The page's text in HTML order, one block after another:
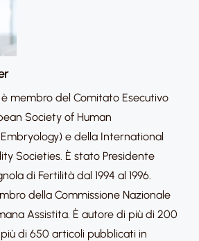
è membro del Comitato Esecutivo
Society of Human
e della International
Societies. È stato Presidente
di Fertilità dal 1994 al 1996.
della Commissione Nazionale
Assistita. È autore di più di 200
di 650 articoli pubblicati in